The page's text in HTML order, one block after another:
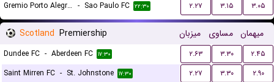
Gremio Porto Alegrense RS - Sao Paulo FC ۲۲:۳۰ ۲.۲۷ ۳.۱۵ ۳.۰۵
Scotland Premiership میزبان مساوی میهمان
Dundee FC - Aberdeen FC ۱۷:۳۰ ۲.۶۳ ۳.۳۰
۲.۴۵
Saint Mirren FC - St. Johnstone ۱۷:۳۰ ۲.۲۷ ۳.۳۰ ۲.۹۰